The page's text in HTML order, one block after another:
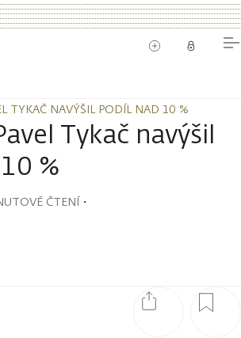
TYKAČ NAVÝŠIL PODÍL NAD 10 %
TYKAČ NAVÝŠIL PODÍL NAD 10 %
Tykač navýšil
%
ČTENÍ・